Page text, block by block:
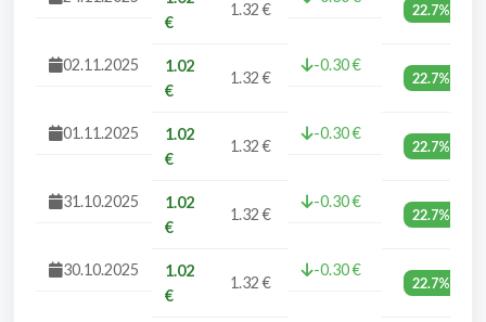
€
1.32 € 22.7%
02.11.2025
1.02
€
1.32 €
-0.30 €
22.7%
01.11.2025
1.02
€
1.32 €
-0.30 €
22.7%
31.10.2025
1.02
€
1.32 €
-0.30 €
22.7%
30.10.2025
1.02
€
1.32 €
-0.30 €
22.7%